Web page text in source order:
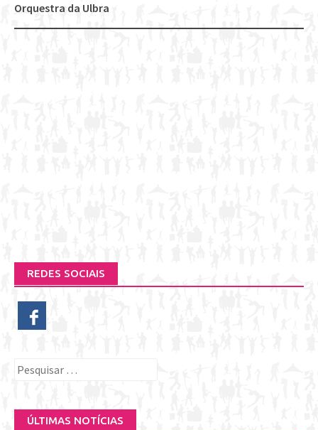
Orquestra da Ulbra
REDES SOCIAIS
Pesquisar
ÚLTIMAS NOTÍCIAS